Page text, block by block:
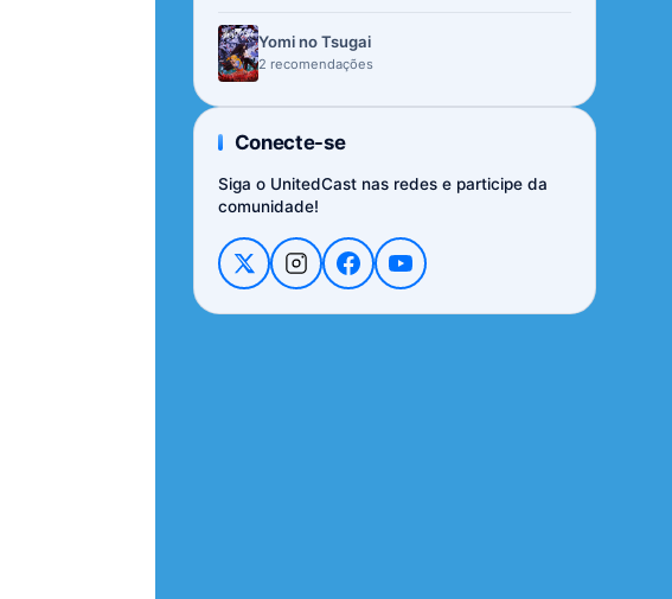
Yomi no Tsugai
2 recomendações
Conecte-se
Siga o UnitedCast nas redes e participe da
comunidade!